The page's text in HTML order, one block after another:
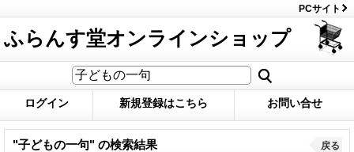
PCサイト
ふらんす堂オンラインショップ
ログイン 新規登録はこちら お問い合せ
"子どもの一句" の検索結果 戻る